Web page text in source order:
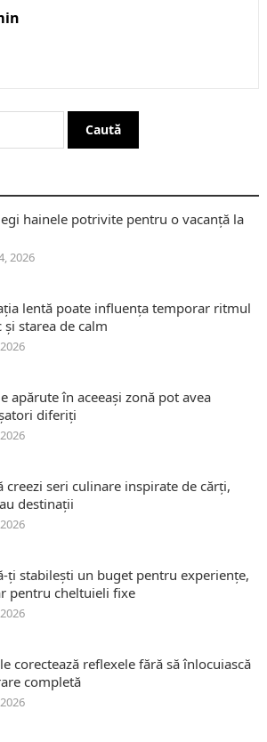
hainele potrivite pentru o vacanță la
2026
lentă poate influența temporar ritmul
și starea de calm
apărute în aceeași zonă pot avea
diferiți
creezi seri culinare inspirate de cărți,
destinații
ți stabilești un buget pentru experiențe,
pentru cheltuieli fixe
corectează reflexele fără să înlocuiască
completă